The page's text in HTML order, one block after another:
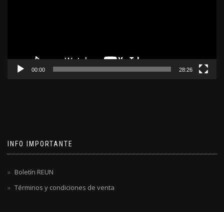
00:00 28:26
INFO IMPORTANTE
Boletín REUN
Términos y condiciones de venta